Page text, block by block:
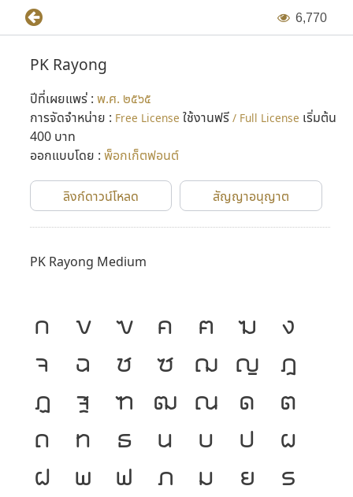
6,770
PK Rayong
ปีที่เผยแพร่ : พ.ศ. ๒๕๖๕
การจัดจำหน่าย : Free License ใช้งานฟรี / Full License เริ่มต้น
400 บาท
ออกแบบโดย : พ็อกเก็ตฟอนต์
ลิงก์ดาวน์โหลด สัญญาอนุญาต
PK Rayong Medium
ก ข ฃ ค ฅ ฆ
ง
จ
ฉ ช ซ ฌ ญ
ฎ
ฏ
ฐ ฑ ฒ ณ ด
ต
ถ
ท ธ น บ ป
ผ
ฝ
พ ฟ ภ ม ย
ร